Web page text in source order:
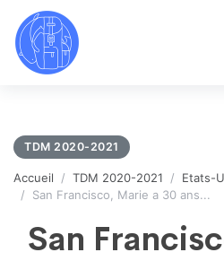
TDM 2020-2021
Accueil TDM 2020-2021
Etats-
San Francisco, Marie a 30 ans...
San